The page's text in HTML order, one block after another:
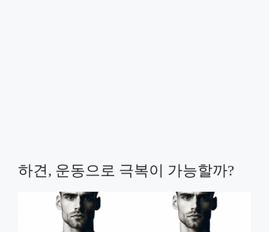
하견, 운동으로 극복이 가능할까?